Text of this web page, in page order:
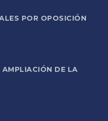
POR OPOSICIÓN
AMPLIACIÓN DE LA